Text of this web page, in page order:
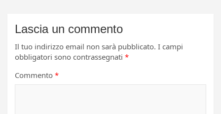
Lascia un commento
Il tuo indirizzo email non sarà pubblicato. I campi
obbligatori sono contrassegnati *
Commento *